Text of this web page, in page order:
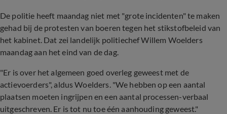
De politie heeft maandag niet met "grote incidenten" te maken
gehad bij de protesten van boeren tegen het stikstofbeleid van
het kabinet. Dat zei landelijk politiechef Willem Woelders
maandag aan het eind van de dag.
"Er is over het algemeen goed overleg geweest met de
actievoerders", aldus Woelders. "We hebben op een aantal
plaatsen moeten ingrijpen en een aantal processen-verbaal
uitgeschreven. Er is tot nu toe één aanhouding geweest."